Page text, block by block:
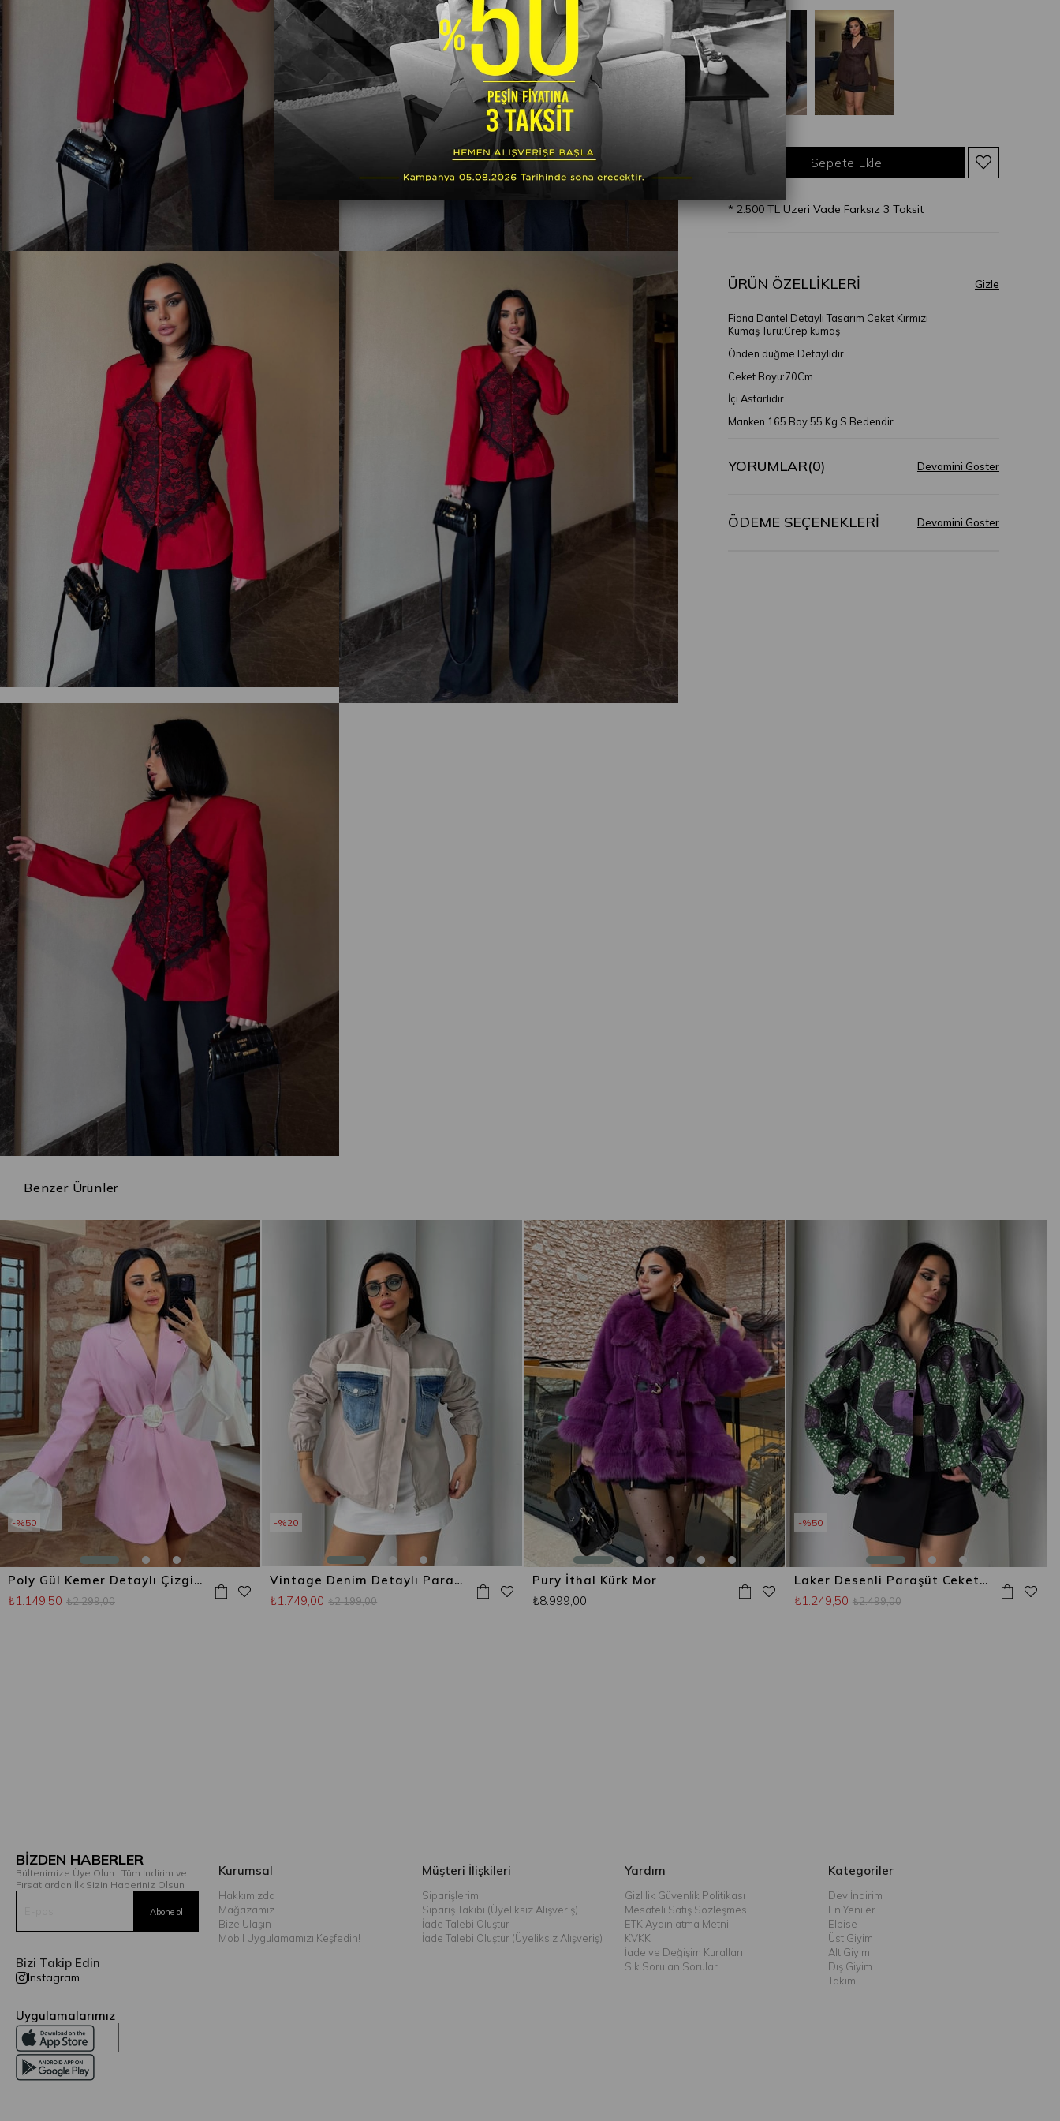
* 2.500 TL Üzeri Vade Farksız 3 Taksit
ÜRÜN ÖZELLIKLERI
Fiona Dantel Detaylı Tasarım Ceket Kırmızı
Kumaş Türü:Crep kumaş
Önden düğme Detaylıdır
Ceket Boyu:70Cm
İçi Astarlıdır
Manken 165 Boy 55 Kg S Bedendir
YORUMLAR(0)
ÖDEME SEÇENEKLERI
Benzer Ürünler
Poly Gül Kemer Detaylı Çizgili Blazer Ceket Şeker Pembe
₺1.149,50 ₺2.299,00
%50
Vintage Denim Detaylı Paraşüt Ceket Bej
₺1.749,00 ₺2.199,00
%20
Pury İthal Kürk Mor
₺8.999,00
Laker Desenli Paraşüt Ceket Yeşil
₺1.249,50 ₺2.499,00
%50
BİZDEN HABERLER
Bültenimize Üye Olun ! Tüm İndirim ve
Fırsatlardan İlk Sizin Haberiniz Olsun !
Bizi Takip Edin
Instagram
Uygulamalarımız
Kurumsal
Hakkımızda
Mağazamız
Bize Ulaşın
Mobil Uygulamamızı Keşfedin!
Müşteri İlişkileri
Siparişlerim
Sipariş Takibi (Üyeliksiz Alışveriş)
İade Talebi Oluştur
İade Talebi Oluştur (Üyeliksiz Alışveriş)
Yardım
Gizlilik Güvenlik Politikası
Mesafeli Satış Sözleşmesi
ETK Aydınlatma Metni
KVKK
İade ve Değişim Kuralları
Sık Sorulan Sorular
Kategoriler
Dev İndirim
En Yeniler
Elbise
Üst Giyim
Alt Giyim
Dış Giyim
Takım